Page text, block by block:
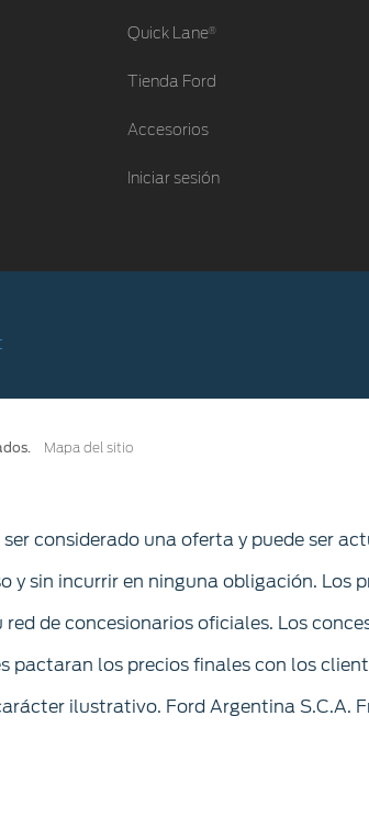
Quick Lane®
Tienda Ford
Accesorios
Iniciar sesión
Mapa del sitio
considerado una oferta y puede ser
y sin incurrir en ninguna obligación. Los
de concesionarios oficiales. Los
pactaran los precios finales con los
ilustrativo. Ford Argentina S.C.A.